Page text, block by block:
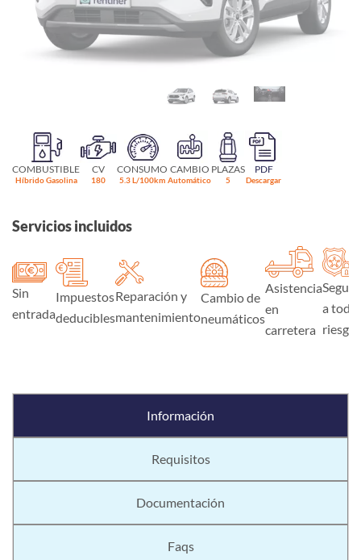
COMBUSTIBLE
Híbrido Gasolina
CV
180
CONSUMO
5.3 L/100km
CAMBIO
Automático
PLAZAS
5
PDF
Descargar
Servicios incluidos
Sin
entrada
Impuestos
deducibles
Reparación y
mantenimiento
Cambio de
neumáticos
Asistencia
en
carretera
Seguro
a todo
riesgo
Información
Requisitos
Documentación
Faqs